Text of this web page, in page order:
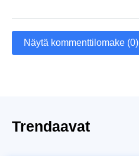
Näytä kommenttilomake (0)
Trendaavat